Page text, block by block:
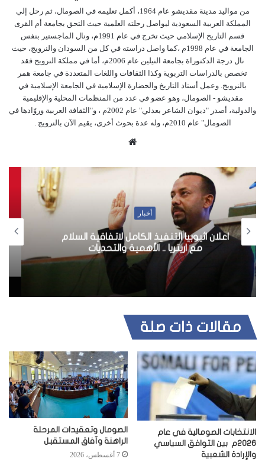
من مواليد مدينة مقديشو عام 1964، أكمل تعليمه في الصومال، ثم رحل إلي
المملكة العربية السعودية ليواصل رحلته العلمية حيث التحق بجامعة أم القرى
قسم التاريخ الإسلامي حيث تخرج في عام 1991م، ونال الماجستير بنفس
الجامعة في عام 1998م ،كما واصل دراسته في كل من السودان والنرويج، حيث
نال درجة الدكتوراة بجامعة النيلين عام 2006م، أما في مملكة النرويج فقد
تخصص بالدراسات التربوية وكذا الثقافات واللغات المتعددة في جامعة همر
بالنرويج. وعمل أستاد التاريخ والحضارة الإسلامية في الجامعة الإسلامية في
مقديشو - الصومال، وهو عضو في عدد من المنظمات المحلية والإقليمية
والدولية، أصدر "ديوان الشاعر بعدلي" عام 2002م ، و"الثقافة العربية وروّادها في
الصومال" عام 2010م، وله عدة بحوث أخرى، يقيم الآن بالنرويج .
ق
ل
ي
ب
أخبار
مصر تحذر من مصير الصومال في نقص المياه
مقالات ذات صلة
الانتخابات الصومالية في عام
2026م بين التوافق السياسي
والإرادة الشعبية
الصومال وتعقيدات المرحلة
الراهنة وآفاق المستقبل
7 أغسطس، 2026